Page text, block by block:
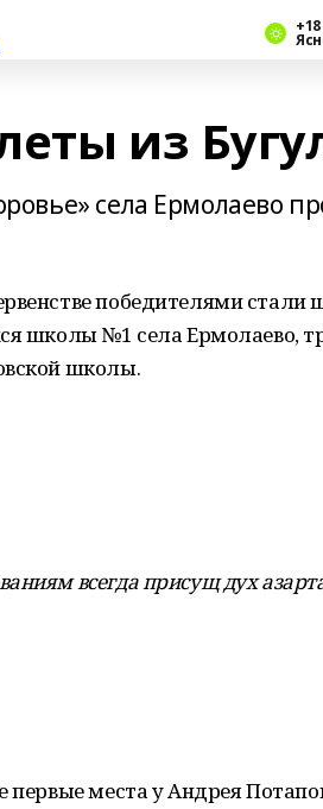
из
села Ермолаево
победителями стали
школы №1 села Ермолаево,
школы.
всегда присущ дух
первые места у Андрея